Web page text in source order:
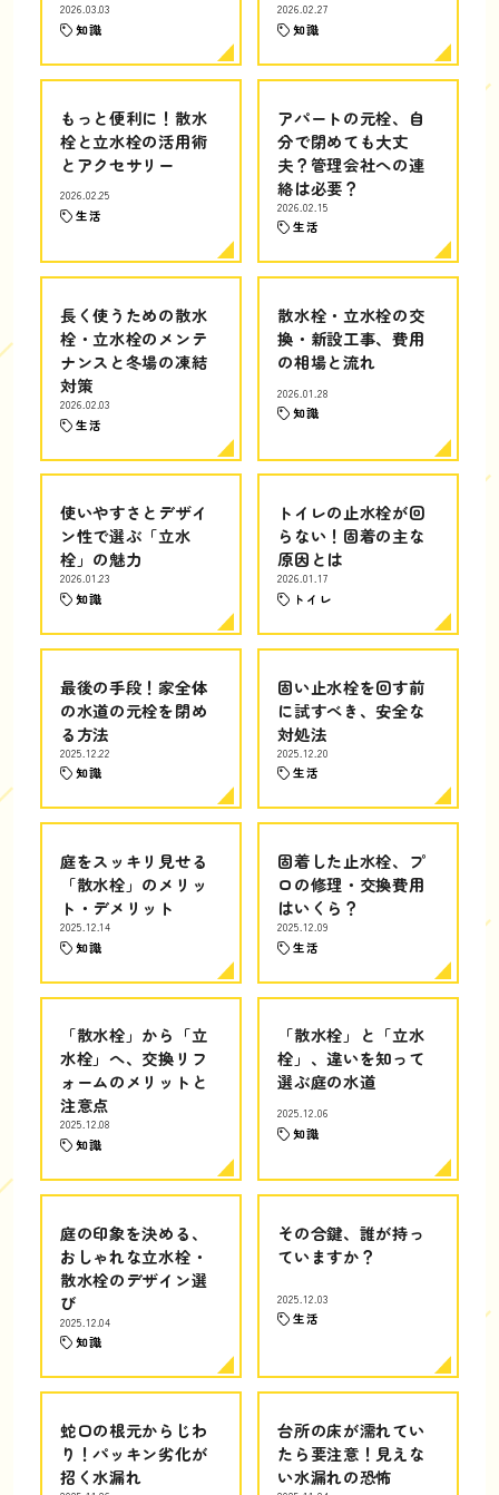
2026.03.03
知識
2026.02.27
知識
もっと便利に！散水
栓と立水栓の活用術
とアクセサリー
2026.02.25
生活
アパートの元栓、自
分で閉めても大丈
夫？管理会社への連
絡は必要？
2026.02.15
生活
長く使うための散水
栓・立水栓のメンテ
ナンスと冬場の凍結
対策
2026.02.03
生活
散水栓・立水栓の交
換・新設工事、費用
の相場と流れ
2026.01.28
知識
使いやすさとデザイ
ン性で選ぶ「立水
栓」の魅力
2026.01.23
知識
トイレの止水栓が回
らない！固着の主な
原因とは
2026.01.17
トイレ
最後の手段！家全体
の水道の元栓を閉め
る方法
2025.12.22
知識
固い止水栓を回す前
に試すべき、安全な
対処法
2025.12.20
生活
庭をスッキリ見せる
「散水栓」のメリッ
ト・デメリット
2025.12.14
知識
固着した止水栓、プ
ロの修理・交換費用
はいくら？
2025.12.09
生活
「散水栓」から「立
水栓」へ、交換リフ
ォームのメリットと
注意点
2025.12.08
知識
「散水栓」と「立水
栓」、違いを知って
選ぶ庭の水道
2025.12.06
知識
庭の印象を決める、
おしゃれな立水栓・
散水栓のデザイン選
び
2025.12.04
知識
その合鍵、誰が持っ
ていますか？
2025.12.03
生活
蛇口の根元からじわ
り！パッキン劣化が
招く水漏れ
台所の床が濡れてい
たら要注意！見えな
い水漏れの恐怖